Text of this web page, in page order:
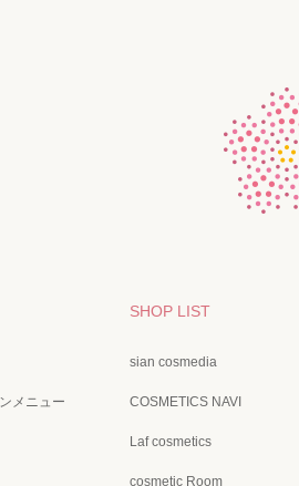
メニュー
SHOP LIST
sian cosmedia
COSMETICS NAVI
Laf cosmetics
cosmetic Room